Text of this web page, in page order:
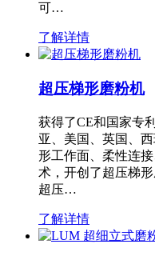
可…
了解详情
超压梯形磨粉机
获得了CE和国家专
亚、美国、英国、
形工作面、柔性连
术，开创了超压梯
超压…
了解详情